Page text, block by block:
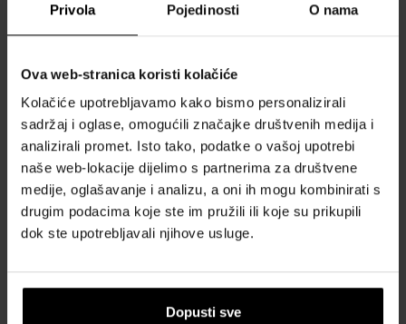
Privola Pojedinosti O nama
Ova web-stranica koristi kolačiće
Kolačiće upotrebljavamo kako bismo personalizirali
sadržaj i oglase, omogućili značajke društvenih medija i
analizirali promet. Isto tako, podatke o vašoj upotrebi
naše web-lokacije dijelimo s partnerima za društvene
medije, oglašavanje i analizu, a oni ih mogu kombinirati s
drugim podacima koje ste im pružili ili koje su prikupili
dok ste upotrebljavali njihove usluge.
Dopusti sve
O nama
Kontakt
SVE O KUPNJI
Sustav vjernosti
Opći uvjeti poslovanja
Zaštita privatnosti
Način dostave
Kada ću dobiti naručenu robu?